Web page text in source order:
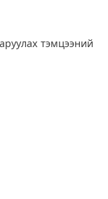
тэмцээний